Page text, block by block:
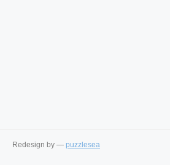
Redesign by — puzzlesea